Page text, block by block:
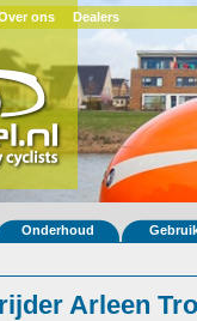
ons Dealers
Onderhoud
Arleen